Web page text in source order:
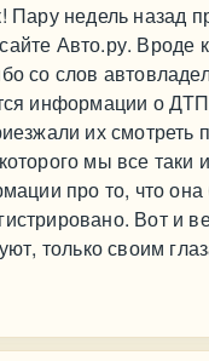
Пару недель назад
Авто.ру. Вроде
со слов
информации о
их
мы все таки
про то, что
Вот и
только своим